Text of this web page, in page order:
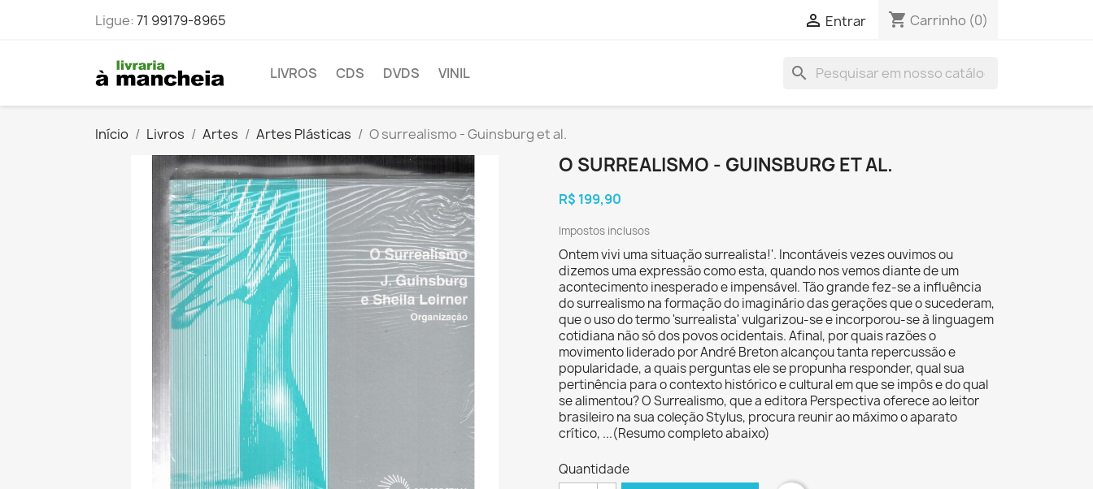
Ligue:71 99179-8965  Entrar shopping_cart Carrinho (0)
LIVROS CDS DVDS VINIL search
Início Livros Artes Artes Plásticas O surrealismo - Guinsburg et al.
O SURREALISMO - GUINSBURG ET AL.
R$ 199,90
Impostos inclusos
Ontem vivi uma situação surrealista!'. Incontáveis vezes ouvimos ou
dizemos uma expressão como esta, quando nos vemos diante de um
acontecimento inesperado e impensável. Tão grande fez-se a influência
do surrealismo na formação do imaginário das gerações que o sucederam,
que o uso do termo 'surrealista' vulgarizou-se e incorporou-se à linguagem
cotidiana não só dos povos ocidentais. Afinal, por quais razões o
movimento liderado por André Breton alcançou tanta repercussão e
popularidade, a quais perguntas ele se propunha responder, qual sua
pertinência para o contexto histórico e cultural em que se impôs e do qual
se alimentou? O Surrealismo, que a editora Perspectiva oferece ao leitor
brasileiro na sua coleção Stylus, procura reunir ao máximo o aparato
crítico, ...(Resumo completo abaixo)
Quantidade